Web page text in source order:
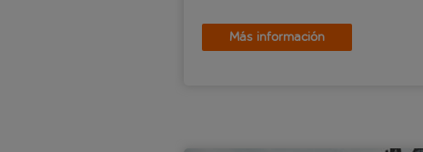
Más información